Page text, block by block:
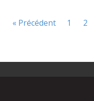
« Précédent 1 2